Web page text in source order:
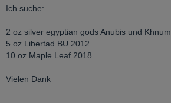
Ich suche:
2 oz silver egyptian gods Anubis und Khnum
5 oz Libertad BU 2012
10 oz Maple Leaf 2018
Vielen Dank